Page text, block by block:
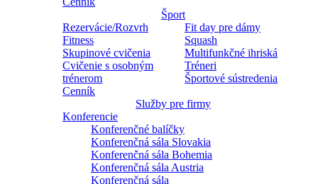
Šport
Rezervácie/Rozvrh
Fit day pre dámy
Fitness
Squash
Skupinové cvičenia
Multifunkčné ihriská
Cvičenie s osobným
trénerom
Tréneri
Športové sústredenia
Cenník
Služby pre firmy
Konferencie
Konferenčné balíčky
Konferenčná sála Slovakia
Konferenčná sála Bohemia
Konferenčná sála Austria
Konferenčná sála